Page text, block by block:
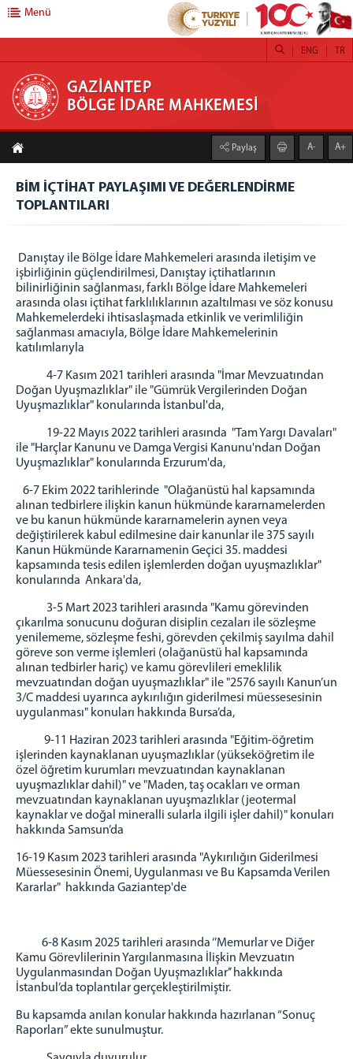
GAZİANTEP BÖLGE İDARE MAHKEMESİ
ANASAYFA
MAHKEMEMİZ
GAZİANTEP BİM TANITIM FİLMİ
BAŞKANLIK
BAŞKAN
ÖNCEKİ BAŞKANLARIMIZ
BAŞKANLAR KURULU
ADALET KOMİSYONU
İDARİ BİRİMLER
İDARİ İŞLER MÜDÜRLÜĞÜ
AYIRMA VE TETKİK BÜROSU
DAVA DAİRELERİ
1.İDARİ DAVA DAİRESİ
2 İDARİ DAVA DAİRESİ
3. İDARİ DAVA DAİRESİ
4. İDARİ DAVA DAİRESİ
5. İDARİ DAVA DAİRESİ
6. İDARİ DAVA DAİRESİ
7. İDARİ DAVA DAİRESİ
8. İDARİ DAVA DAİRESİ
9. İDARİ DAVA DAİRESİ
1. VERGİ DAVA DAİRESİ
2. VERGİ DAVA DAİRESİ
İLK DERECE MAHKEMELERİMİZ
GAZİANTEP
1 İDARE MAHKEMESİ
2 İDARE MAHKEMESİ
3 İDARE MAHKEMESİ
4 İDARE MAHKEMESİ
5 İDARE MAHKEMESİ
VERGİ MAHKEMESİ
ADIYAMAN
1 İDARE MAHKEMESİ
ŞANLIURFA VERGİ MAHKEMESİ (BAĞLI)
KAHRAMANMARAŞ
1 İDARE MAHKEMESİ
2 İDARE MAHKEMESİ
3 İDARE MAHKEMESİ
Menü
GAZİANTEP
BÖLGE İDARE MAHKEMESİ
TR
ENG
Paylaş A- A+
BİM İÇTİHAT PAYLAŞIMI VE DEĞERLENDİRME
TOPLANTILARI
Danıştay ile Bölge İdare Mahkemeleri arasında iletişim ve
işbirliğinin güçlendirilmesi, Danıştay içtihatlarının
bilinirliğinin sağlanması, farklı Bölge İdare Mahkemeleri
arasında olası içtihat farklılıklarının azaltılması ve söz konusu
Mahkemelerdeki ihtisaslaşmada etkinlik ve verimliliğin
sağlanması amacıyla, Bölge İdare Mahkemelerinin
katılımlarıyla
4-7 Kasım 2021 tarihleri arasında "İmar Mevzuatından
Doğan Uyuşmazlıklar" ile "Gümrük Vergilerinden Doğan
Uyuşmazlıklar" konularında İstanbul'da,
19-22 Mayıs 2022 tarihleri arasında "Tam Yargı Davaları"
ile "Harçlar Kanunu ve Damga Vergisi Kanunu'ndan Doğan
Uyuşmazlıklar" konularında Erzurum'da,
6-7 Ekim 2022 tarihlerinde "Olağanüstü hal kapsamında
alınan tedbirlere ilişkin kanun hükmünde kararnamelerden
ve bu kanun hükmünde kararnamelerin aynen veya
değiştirilerek kabul edilmesine dair kanunlar ile 375 sayılı
Kanun Hükmünde Kararnamenin Geçici 35. maddesi
kapsamında tesis edilen işlemlerden doğan uyuşmazlıklar"
konularında Ankara'da,
3-5 Mart 2023 tarihleri arasında "Kamu görevinden
çıkarılma sonucunu doğuran disiplin cezaları ile sözleşme
yenilememe, sözleşme feshi, görevden çekilmiş sayılma dahil
göreve son verme işlemleri (olağanüstü hal kapsamında
alınan tedbirler hariç) ve kamu görevlileri emeklilik
mevzuatından doğan uyuşmazlıklar" ile "2576 sayılı Kanun’un
3/C maddesi uyarınca aykırılığın giderilmesi müessesesinin
uygulanması" konuları hakkında Bursa’da,
9-11 Haziran 2023 tarihleri arasında "Eğitim-öğretim
işlerinden kaynaklanan uyuşmazlıklar (yükseköğretim ile
özel öğretim kurumları mevzuatından kaynaklanan
uyuşmazlıklar dahil)" ve "Maden, taş ocakları ve orman
mevzuatından kaynaklanan uyuşmazlıklar (jeotermal
kaynaklar ve doğal mineralli sularla ilgili işler dahil)" konuları
hakkında Samsun’da
16-19 Kasım 2023 tarihleri arasında "Aykırılığın Giderilmesi
Müessesesinin Önemi, Uygulanması ve Bu Kapsamda Verilen
Kararlar" hakkında Gaziantep'de
6-8 Kasım 2025 tarihleri arasında ‘’Memurlar ve Diğer
Kamu Görevlilerinin Yargılanmasına İlişkin Mevzuatın
Uygulanmasından Doğan Uyuşmazlıklar’’ hakkında
İstanbul’da toplantılar gerçekleştirilmiştir.
Bu kapsamda anılan konular hakkında hazırlanan “Sonuç
Raporları” ekte sunulmuştur.